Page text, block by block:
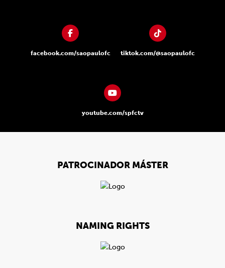
facebook.com/saopaulofc tiktok.com/@saopaulofc
youtube.com/spfctv
PATROCINADOR MÁSTER
NAMING RIGHTS